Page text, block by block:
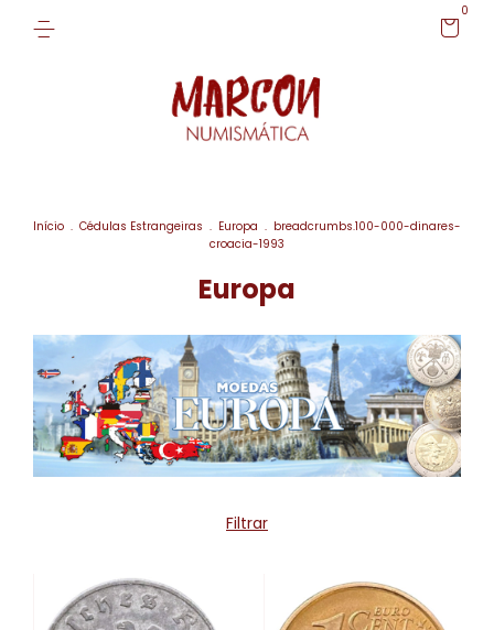
0
Início . Cédulas Estrangeiras . Europa . breadcrumbs.100-000-dinares-
croacia-1993
Europa
Filtrar